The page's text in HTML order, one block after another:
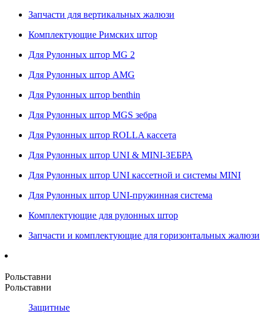
Запчасти для вертикальных жалюзи
Комплектующие Римских штор
Для Рулонных штор MG 2
Для Рулонных штор AMG
Для Рулонных штор benthin
Для Рулонных штор MGS зебра
Для Рулонных штор ROLLA кассета
Для Рулонных штор UNI & MINI-ЗЕБРА
Для Рулонных штор UNI кассетной и системы MINI
Для Рулонных штор UNI-пружинная система
Комплектующие для рулонных штор
Запчасти и комплектующие для горизонтальных жалюзи
Рольставни
Рольставни
Защитные